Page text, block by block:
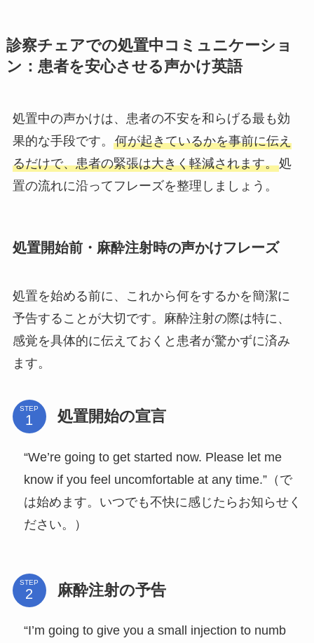
診察チェアでの処置中コミュニケーショ
ン：患者を安心させる声かけ英語
処置中の声かけは、患者の不安を和らげる最も効
果的な手段です。 何が起きているかを事前に伝え
るだけで、患者の緊張は大きく軽減されます。処
置の流れに沿ってフレーズを整理しましょう。
処置開始前・麻酔注射時の声かけフレーズ
処置を始める前に、これから何をするかを簡潔に
予告することが大切です。麻酔注射の際は特に、
感覚を具体的に伝えておくと患者が驚かずに済み
ます。
STEP 処置開始の宣言
“We’re going to get started now. Please let me
know if you feel uncomfortable at any time.”（で
は始めます。いつでも不快に感じたらお知らせく
ださい。）
STEP 麻酔注射の予告
“I’m going to give you a small injection to numb